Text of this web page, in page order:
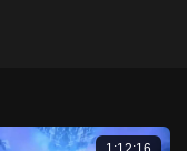
你终会明白(Dj13K